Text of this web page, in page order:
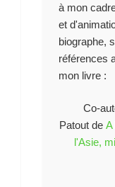
à mon
et
biographe,
références
mon livre :
Co-
Patout de A
l'Asie,